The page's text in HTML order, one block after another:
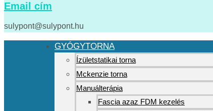
Email cím
sulypont@sulypont.hu
GYÓGYTORNA
Ízületstatikai torna
Mckenzie torna
Manuálterápia
Fascia azaz FDM kezelés